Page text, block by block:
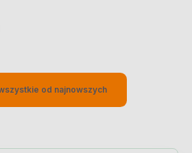
od najnowszych